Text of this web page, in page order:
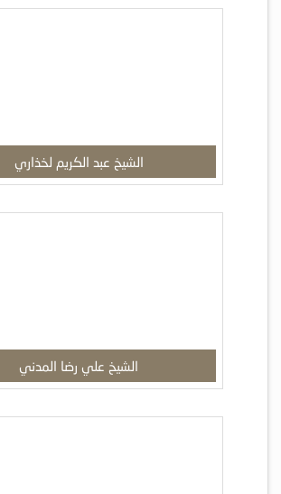
الشيخ عبد الكريم لخذاري
الشيخ علي رضا المدني